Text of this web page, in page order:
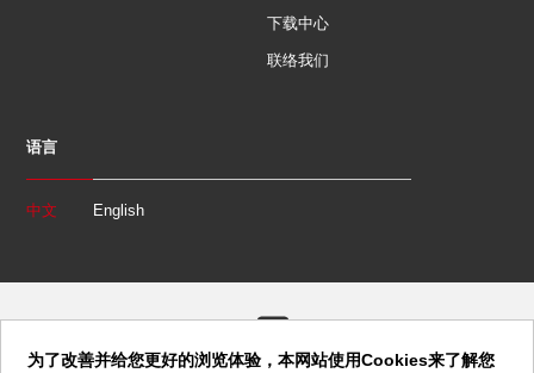
下载中心
联络我们
语言
中文 English
为了改善并给您更好的浏览体验，本网站使用Cookies来了解您